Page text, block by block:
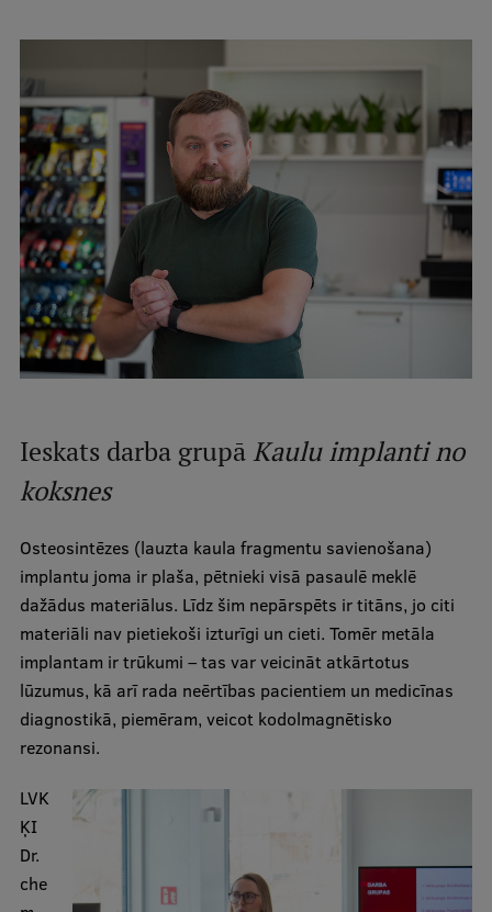
Starptautiskā sadarbība
Mobilitātes programmas
Starptautiskie projekti
Starptautiskie sadarbības partneri
EURAXESS RSU kontaktpunkts
EATRIS koordinators Latvijā
Ieskats darba grupā Kaulu implanti no
koksnes
Osteosintēzes (lauzta kaula fragmentu savienošana)
implantu joma ir plaša, pētnieki visā pasaulē meklē
dažādus materiālus. Līdz šim nepārspēts ir titāns, jo citi
materiāli nav pietiekoši izturīgi un cieti. Tomēr metāla
implantam ir trūkumi – tas var veicināt atkārtotus
lūzumus, kā arī rada neērtības pacientiem un medicīnas
diagnostikā, piemēram, veicot kodolmagnētisko
rezonansi.
LVK
ĶI
Dr.
che